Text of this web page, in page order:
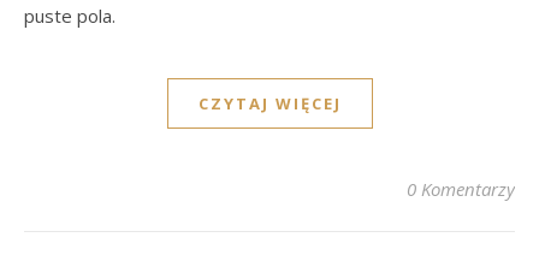
puste pola.
CZYTAJ WIĘCEJ
0 Komentarzy